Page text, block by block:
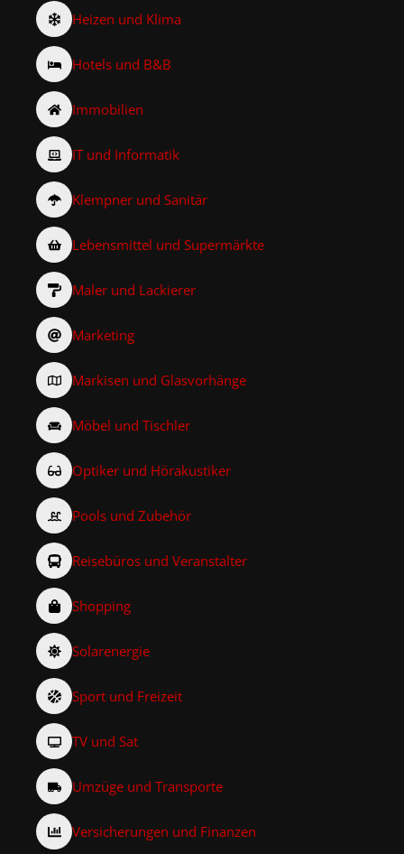
Heizen und Klima
Hotels und B&B
Immobilien
IT und Informatik
Klempner und Sanitär
Lebensmittel und Supermärkte
Maler und Lackierer
Marketing
Markisen und Glasvorhänge
Möbel und Tischler
Optiker und Hörakustiker
Pools und Zubehör
Reisebüros und Veranstalter
Shopping
Solarenergie
Sport und Freizeit
TV und Sat
Umzüge und Transporte
Versicherungen und Finanzen